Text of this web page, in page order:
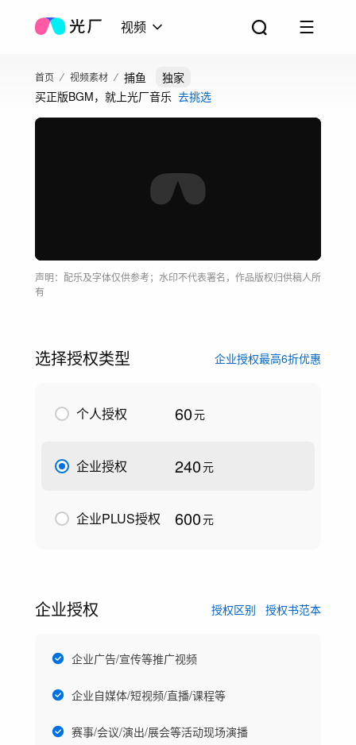
视频
首页 视频素材 捕鱼
独家
买正版BGM，就上光厂音乐 去挑选
声明：配乐及字体仅供参考；水印不代表署名，作品版权归供稿人所
有
选择授权类型 企业授权最高6折优惠
个人授权 60元
企业授权 240元
企业PLUS授权 600元
企业授权 授权区别 授权书范本
企业广告/宣传等推广视频
企业自媒体/短视频/直播/课程等
赛事/会议/演出/展会等活动现场演播